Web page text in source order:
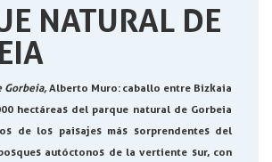
NATURAL DE
Gorbeia,Alberto Muro: caballo entre Bizkaia
hectáreas del parque natural de Gorbeia
de los paisajes más sorprendentes del
autóctonos de la vertiente sur, con